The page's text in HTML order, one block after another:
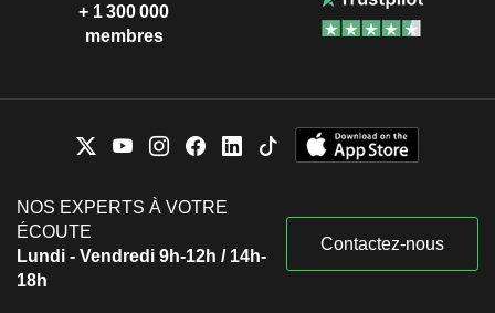
+ 1 300 000
membres
NOS EXPERTS À VOTRE
ÉCOUTE
Lundi - Vendredi 9h-12h / 14h-
18h
Contactez-nous